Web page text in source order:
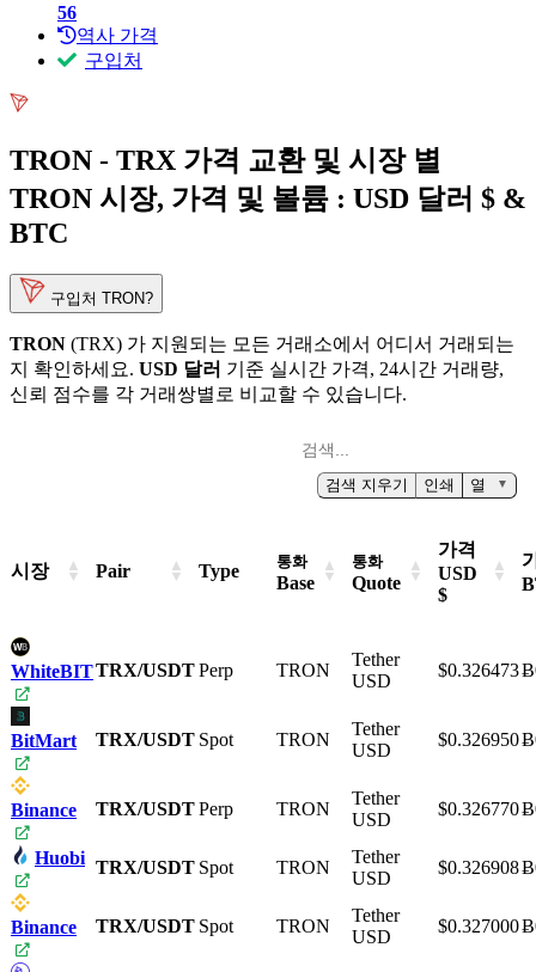
56
역사 가격
구입처
TRON - TRX 가격 교환 및 시장 별
TRON 시장, 가격 및 볼륨 : USD 달러 $ &
BTC
구입처 TRON?
TRON (TRX) 가 지원되는 모든 거래소에서 어디서 거래되는
지 확인하세요. USD 달러 기준 실시간 가격, 24시간 거래량,
신뢰 점수를 각 거래쌍별로 비교할 수 있습니다.
검색 지우기 인쇄 열 ▼
시장 Pair Type 통화
Base
통화
Quote
가격
USD
$
WhiteBITTRX/USDTPerp TRON
Tether
USD
$0.326473
BitMart TRX/USDT Spot TRON
Tether
USD
$0.326950
Binance TRX/USDTPerp TRON
Tether
USD
$0.326770
Huobi TRX/USDT Spot TRON
Tether
USD
$0.326908
Binance TRX/USDT Spot TRON
Tether
USD
$0.327000